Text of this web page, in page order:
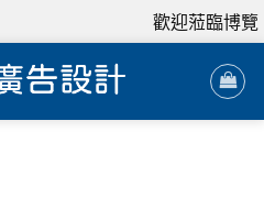
歡迎蒞臨博覽